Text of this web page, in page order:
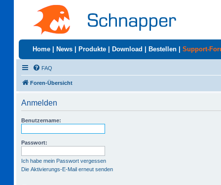
Home News Produkte Download Bestellen Support-
FAQ
Foren-Übersicht
Anmelden
Benutzername:
Passwort:
Ich habe mein Passwort vergessen
Die Aktivierungs-E-Mail erneut senden